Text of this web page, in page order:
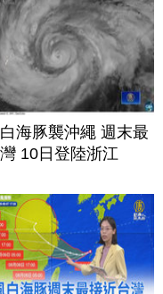
海豚襲沖繩 週末最
10日登陸浙江